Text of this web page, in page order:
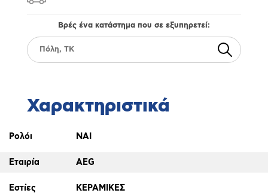
Βρές ένα κατάστημα που σε εξυπηρετεί:
Χαρακτηριστικά
Ρολόι ΝΑΙ
Εταιρία AEG
Εστίες ΚΕΡΑΜΙΚΕΣ